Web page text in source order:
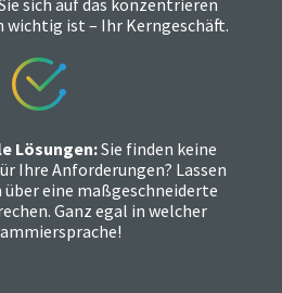
wichtig ist – Ihr Kerngeschäft.
Lösungen:Sie finden keine
Ihre Anforderungen? Lassen
über eine maßgeschneiderte
Ganz egal in welcher